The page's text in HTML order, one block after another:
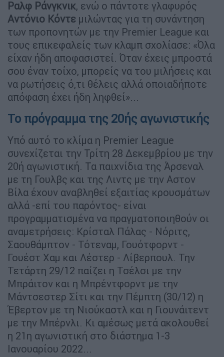
Ραλφ Ράνγκνικ, ενώ ο πάντοτε γλαφυρός
Αντόνιο Κόντε μιλώντας για τη συνάντηση
των προπονητών με την Premier League και
τους επικεφαλείς των κλαμπ σχολίασε: «Όλα
είχαν ήδη αποφασιστεί. Όταν έχεις μπροστά
σου έναν τοίχο, μπορείς να του μιλήσεις και
να ρωτήσεις ό,τι θέλεις αλλά οποιαδήποτε
απόφαση έχει ήδη ληφθεί»...
Το πρόγραμμα της 20ής αγωνιστικής
Υπό αυτό το κλίμα η Premier League
συνεχίζεται την Τρίτη 28 Δεκεμβρίου με την
20ή αγωνιστική. Τα παιχνίδια της Άρσεναλ
με τη Γουλβς και της Λιντς με την Αστον
Βίλα έχουν αναβληθεί εξαιτίας κρουσμάτων
αλλά -επί του παρόντος- είναι
προγραμματισμένα να πραγματοποιηθούν οι
αναμετρήσεις: Κρίσταλ Πάλας - Νόριτς,
Σαουθάμπτον - Τότεναμ, Γουότφορντ -
Γουέστ Χαμ και Λέστερ - Λίβερπουλ. Την
Τετάρτη 29/12 παίζει η Τσέλσι με την
Μπράιτον και η Μπρέντφορντ με την
Μάντσεστερ Σίτι και την Πέμπτη (30/12) η
Έβερτον με τη Νιούκαστλ και η Γιουνάιτεντ
με την Μπέρνλι. Κι αμέσως μετά ακολουθεί
η 21η αγωνιστική στο διάστημα 1-3
Ιανουαρίου 2022...